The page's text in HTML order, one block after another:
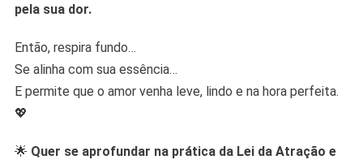
pela sua dor.
Então, respira fundo…
Se alinha com sua essência…
E permite que o amor venha leve, lindo e na hora perfeita.
💖
🌟 Quer se aprofundar na prática da Lei da Atração e